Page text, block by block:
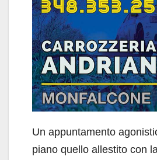
Un appuntamento
piano quello allestito con